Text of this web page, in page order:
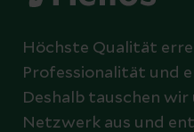
Höchste Qualität
Professionalität und
Deshalb tauschen wir
Netzwerk aus und